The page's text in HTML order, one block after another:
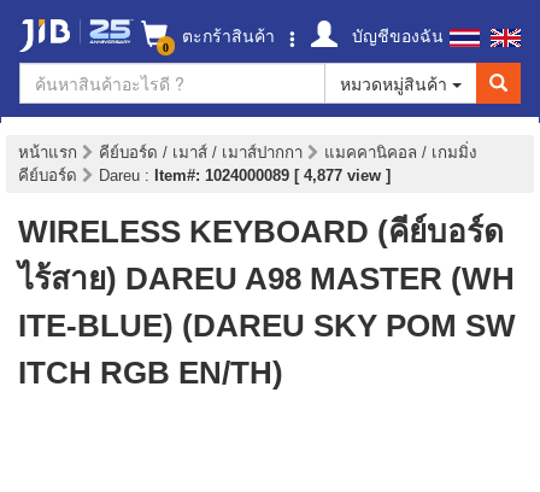
0 ตะกร้าสินค้า
บัญชีของฉัน
หมวดหมู่สินค้า
หน้าแรก คีย์บอร์ด / เมาส์ / เมาส์ปากกา
แมคคานิคอล / เกมมิ่ง
คีย์บอร์ด
Dareu : Item#: 1024000089 [ 4,877 view ]
WIRELESS KEYBOARD (คีย์บอร์ด
ไร้สาย) DAREU A98 MASTER (WH
ITE-BLUE) (DAREU SKY POM SW
ITCH RGB EN/TH)